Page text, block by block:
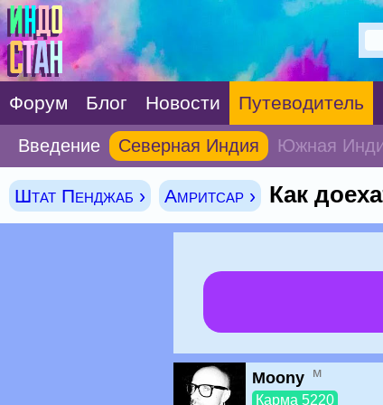
Форум Блог Новости Путеводитель
Введение Северная Индия Южная
Штат Пенджаб › Амритсар › Как
Moony м
Карма 5220